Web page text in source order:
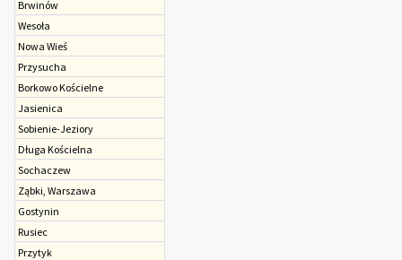
Brwinów
Wesoła
Nowa Wieś
Przysucha
Borkowo Kościelne
Jasienica
Sobienie-Jeziory
Długa Kościelna
Sochaczew
Ząbki, Warszawa
Gostynin
Rusiec
Przytyk